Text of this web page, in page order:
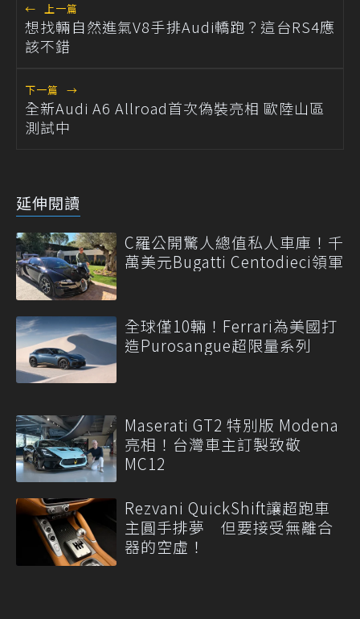
← 上一篇
想找輛自然進氣V8手排Audi轎跑？這台RS4應
該不錯
下一篇 →
全新Audi A6 Allroad首次偽裝亮相 歐陸山區
測試中
延伸閱讀
C羅公開驚人總值私人車庫！千
萬美元Bugatti Centodieci領軍
全球僅10輛！Ferrari為美國打
造Purosangue超限量系列
Maserati GT2 特別版 Modena
亮相！台灣車主訂製致敬
MC12
Rezvani QuickShift讓超跑車
主圓手排夢 但要接受無離合
器的空虛！